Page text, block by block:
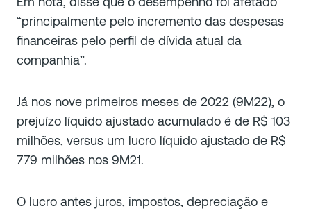
“principalmente pelo incremento das despesas
financeiras pelo perfil de dívida atual da
companhia”.
Já nos nove primeiros meses de 2022 (9M22), o
prejuízo líquido ajustado acumulado é de R$ 103
milhões, versus um lucro líquido ajustado de R$
779 milhões nos 9M21.
O lucro antes juros, impostos, depreciação e